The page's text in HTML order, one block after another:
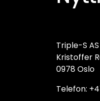
Triple-S AS
Kristoffer
0978 Oslo
Telefon: